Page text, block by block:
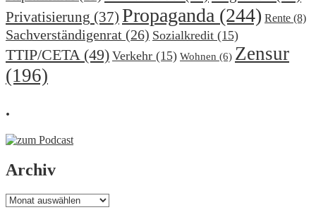
Privatisierung (37) Propaganda (244) Rente (8)
Sachverständigenrat (26) Sozialkredit (15)
TTIP/CETA(49) Verkehr (15) Wohnen (6) Zensur
(196)
.
Archiv
Archiv